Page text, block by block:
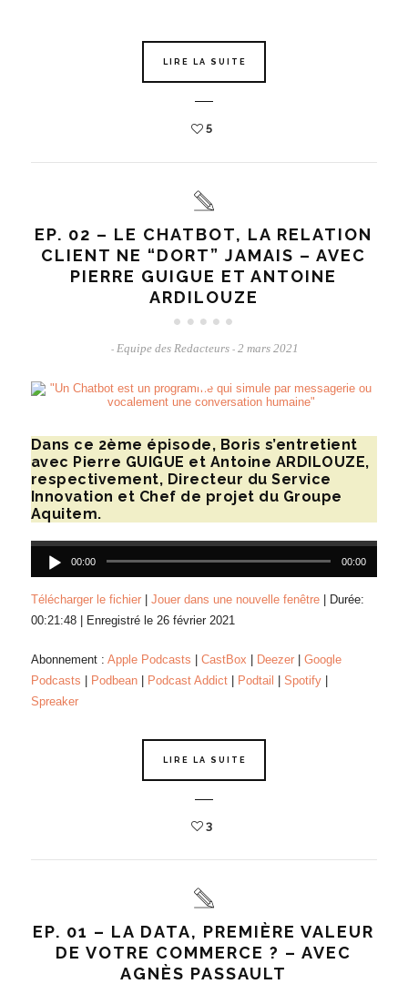
LIRE LA SUITE
5
EP. 02 – LE CHATBOT, LA RELATION
CLIENT NE “DORT” JAMAIS – AVEC
PIERRE GUIGUE ET ANTOINE
ARDILOUZE
- Equipe des Redacteurs - 2 mars 2021
Dans ce 2ème épisode, Boris s’entretient
avec Pierre GUIGUE et Antoine ARDILOUZE,
respectivement, Directeur du Service
Innovation et Chef de projet du Groupe
Aquitem.
Lecteur
audio
00:00 00:00
Télécharger le fichier| Jouer dans une nouvelle fenêtre| Durée:
00:21:48| Enregistré le 26 février 2021
Abonnement : Apple Podcasts | CastBox | Deezer| Google
Podcasts | Podbean| Podcast Addict| Podtail | Spotify|
Spreaker
LIRE LA SUITE
3
EP. 01 – LA DATA, PREMIÈRE VALEUR
DE VOTRE COMMERCE ? – AVEC
AGNÈS PASSAULT